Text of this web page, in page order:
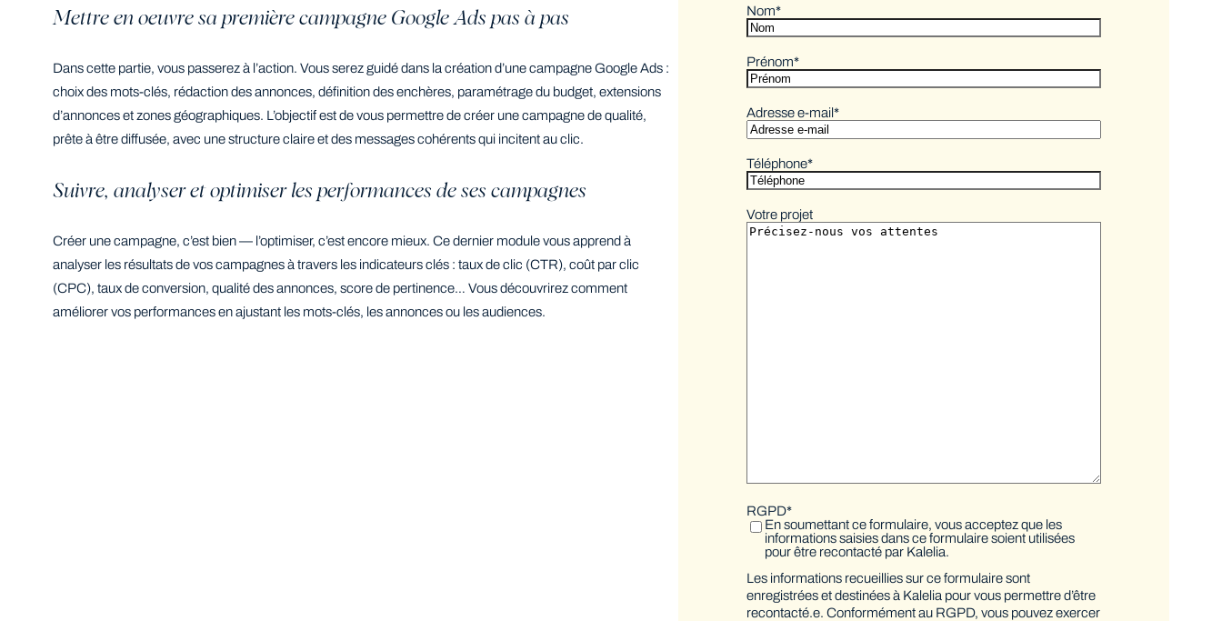
Mettre en oeuvre sa première campagne Google Ads pas à pas
Dans cette partie, vous passerez à l’action. Vous serez guidé dans la création d’une campagne Google Ads :
choix des mots-clés, rédaction des annonces, définition des enchères, paramétrage du budget, extensions
d’annonces et zones géographiques. L’objectif est de vous permettre de créer une campagne de qualité,
prête à être diffusée, avec une structure claire et des messages cohérents qui incitent au clic.
Suivre, analyser et optimiser les performances de ses campagnes
Créer une campagne, c’est bien — l’optimiser, c’est encore mieux. Ce dernier module vous apprend à
analyser les résultats de vos campagnes à travers les indicateurs clés : taux de clic (CTR), coût par clic
(CPC), taux de conversion, qualité des annonces, score de pertinence… Vous découvrirez comment
améliorer vos performances en ajustant les mots-clés, les annonces ou les audiences.
Nom*
Prénom*
Adresse e-mail*
Téléphone*
Votre projet
RGPD*
En soumettant ce formulaire, vous acceptez que les
informations saisies dans ce formulaire soient utilisées
pour être recontacté par Kalelia.
Les informations recueillies sur ce formulaire sont
enregistrées et destinées à Kalelia pour vous permettre d’être
recontacté.e. Conformément au RGPD, vous pouvez exercer